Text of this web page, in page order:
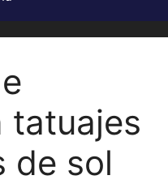
tatuajes
de sol